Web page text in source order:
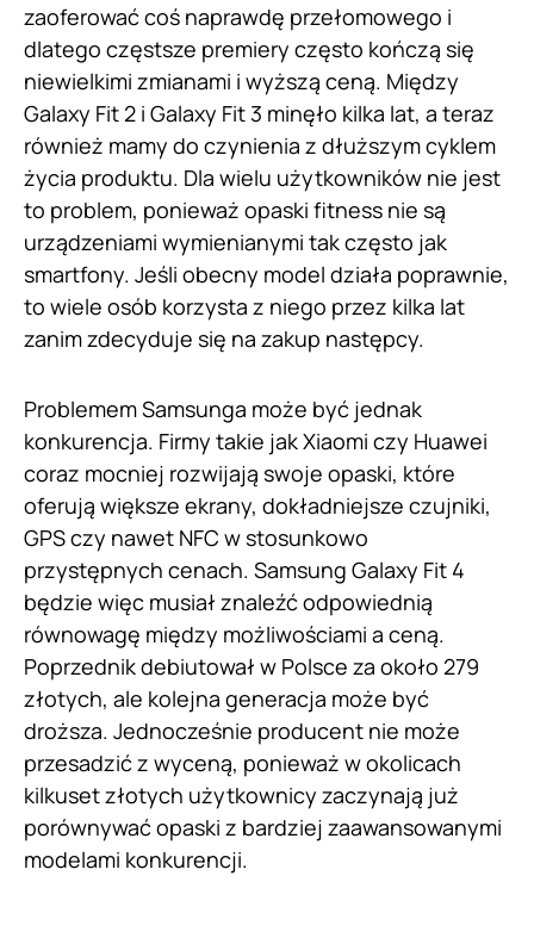
zaoferować coś naprawdę przełomowego i
dlatego częstsze premiery często kończą się
niewielkimi zmianami i wyższą ceną. Między
Galaxy Fit 2 i Galaxy Fit 3 minęło kilka lat, a teraz
również mamy do czynienia z dłuższym cyklem
życia produktu. Dla wielu użytkowników nie jest
to problem, ponieważ opaski fitness nie są
urządzeniami wymienianymi tak często jak
smartfony. Jeśli obecny model działa poprawnie,
to wiele osób korzysta z niego przez kilka lat
zanim zdecyduje się na zakup następcy.
Problemem Samsunga może być jednak
konkurencja. Firmy takie jak Xiaomi czy Huawei
coraz mocniej rozwijają swoje opaski, które
oferują większe ekrany, dokładniejsze czujniki,
GPS czy nawet NFC w stosunkowo
przystępnych cenach. Samsung Galaxy Fit 4
będzie więc musiał znaleźć odpowiednią
równowagę między możliwościami a ceną.
Poprzednik debiutował w Polsce za około 279
złotych, ale kolejna generacja może być
droższa. Jednocześnie producent nie może
przesadzić z wyceną, ponieważ w okolicach
kilkuset złotych użytkownicy zaczynają już
porównywać opaski z bardziej zaawansowanymi
modelami konkurencji.